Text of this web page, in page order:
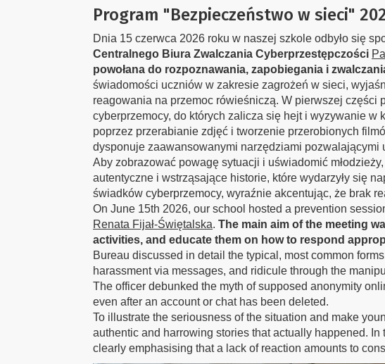
Program "Bezpieczeństwo w sieci"
Dnia 15 czerwca 2026 roku w naszej szkole odbyło się
Centralnego Biura Zwalczania Cyberprzestępczości
powołana do rozpoznawania, zapobiegania i
świadomości uczniów w zakresie zagrożeń w sieci,
reagowania na przemoc rówieśniczą. W pierwszej części
cyberprzemocy, do których zalicza się hejt i wyzywanie
poprzez przerabianie zdjęć i tworzenie przerobionych
dysponuje zaawansowanymi narzędziami
Aby zobrazować powagę sytuacji i uświadomić
autentyczne i wstrząsające historie, które wydarzyły się
świadków cyberprzemocy, wyraźnie akcentując, że brak
On June 15th 2026, our school hosted a prevention
Renata Fijał-Świętalska. The main aim of the meeting
activities, and educate them on how to respond
Bureau discussed in detail the typical, most common
harassment via messages, and ridicule through the
The officer debunked the myth of supposed anonymity
even after an account or chat has been deleted.
To illustrate the seriousness of the situation and make
authentic and harrowing stories that actually happened.
clearly emphasising that a lack of reaction amounts to